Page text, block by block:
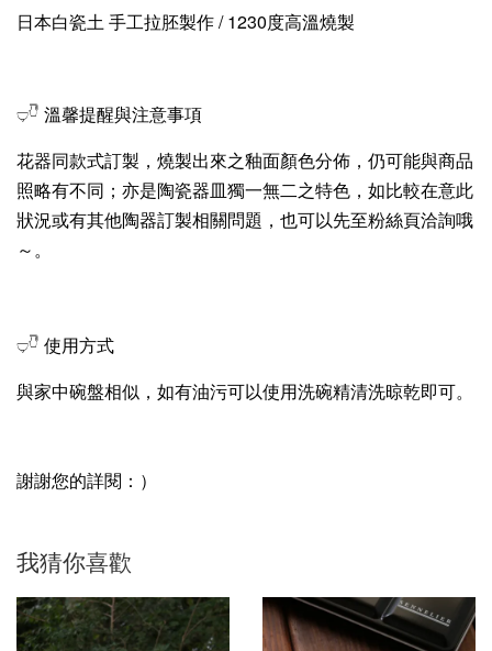
日本白瓷土 手工拉胚製作 / 1230度高溫燒製
𓂑𓎹 溫馨提醒與注意事項
花器同款式訂製，燒製出來之釉面顏色分佈，仍可能與商品
照略有不同；亦是陶瓷器皿獨一無二之特色，如比較在意此
狀況或有其他陶器訂製相關問題，也可以先至粉絲頁洽詢哦
～。
𓂑𓎹 使用方式
與家中碗盤相似，如有油污可以使用洗碗精清洗晾乾即可。
謝謝您的詳閱：）
我猜你喜歡